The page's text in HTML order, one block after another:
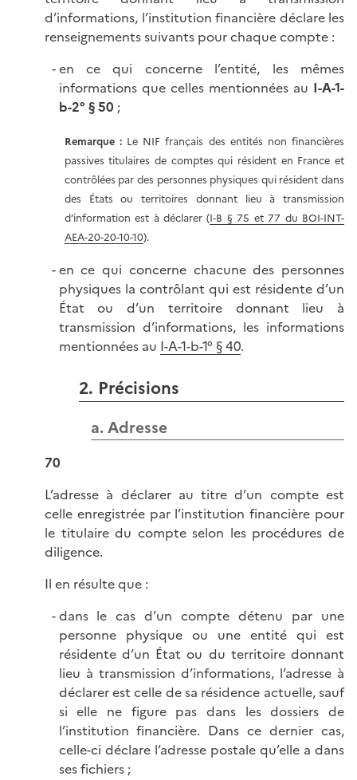
d’informations, l’institution financière déclare les
renseignements suivants pour chaque compte :
en ce qui concerne l’entité, les mêmes
informations que celles mentionnées au I-A-1-
b-2° § 50 ;
Remarque :Le NIF français des entités non financières
passives titulaires de comptes qui résident en France et
contrôlées par des personnes physiques qui résident dans
des États ou territoires donnant lieu à transmission
d’information est à déclarer (I-B § 75 et 77 du BOI-INT-
AEA-20-20-10-10).
en ce qui concerne chacune des personnes
physiques la contrôlant qui est résidente d’un
État ou d’un territoire donnant lieu à
transmission d’informations, les informations
mentionnées au I-A-1-b-1° § 40.
2. Précisions
a. Adresse
70
L’adresse à déclarer au titre d’un compte est
celle enregistrée par l’institution financière pour
le titulaire du compte selon les procédures de
diligence.
Il en résulte que :
dans le cas d’un compte détenu par une
personne physique ou une entité qui est
résidente d’un État ou du territoire donnant
lieu à transmission d’informations, l’adresse à
déclarer est celle de sa résidence actuelle, sauf
si elle ne figure pas dans les dossiers de
l’institution financière. Dans ce dernier cas,
celle-ci déclare l’adresse postale qu’elle a dans
ses fichiers ;